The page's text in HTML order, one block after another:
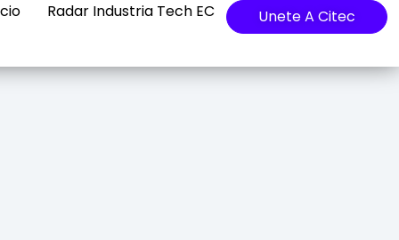
Radar Industria Tech EC Unete A Citec